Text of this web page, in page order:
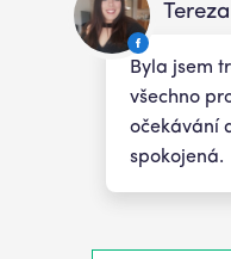
Tereza
Byla jsem
všechno
očekávání
spokojená.